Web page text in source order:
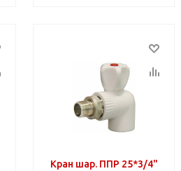
Кран шар. ППР 25*3/4"